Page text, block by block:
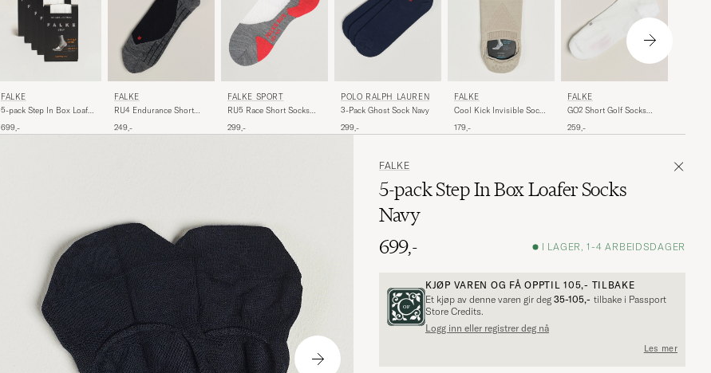
FALKE
5-pack Step In Box Loafer
699,-
FALKE
RU4 Endurance Short
249,-
FALKE SPORT
RU5 Race Short Socks
299,-
POLO RALPH LAUREN
3-Pack Ghost Sock Navy
299,-
FALKE
Cool Kick Invisible Socks
179,-
FALKE
GO2 Short Golf Socks
259,-
Melange
Flere alternativer?
FALKE
5-pack Step In Box Loafer Socks
Navy
699,-
I LAGER, 1-4 ARBEIDSDAGER
KJØP VAREN OG FÅ OPPTIL105,- TILBAKE
Et kjøp av denne varen gir deg 35-105,- tilbake i Passport
Store Credits.
Logg inn eller registrer deg nå
Les mer